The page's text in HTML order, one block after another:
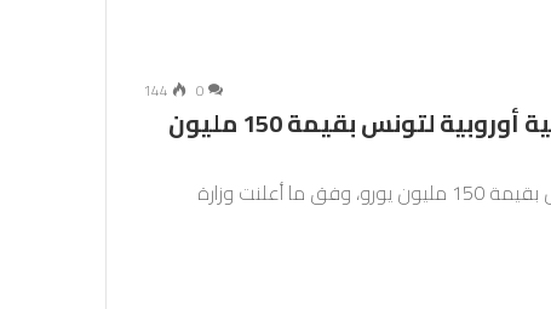
0
144
اتفاق يسمح بالإفراج عن مساعدة مالية أوروبية لتونس بقيمة 150 مليون
قرر الاتحاد الأوروبي الإفراج عن مساعدة مالية لتونس بقيمة 150 مليون يورو، وفق ما أعلنت وزارة